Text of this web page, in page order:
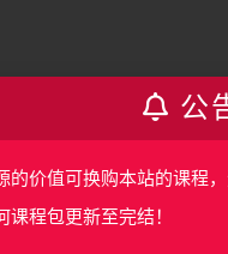
公
的价值可换购本站的课程
课程包更新至完结！